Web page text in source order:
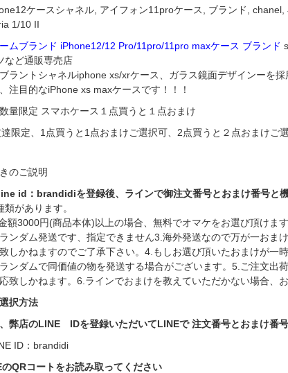
ケースシャネル, アイフォン11proケース, ブランド,
1/10 II
ムブランド iPhone12/12 Pro/11pro/11pro maxケース ブランド
など通販専売店
ラントシャネルiphone xs/xrケース、ガラス鏡面デザインーを
注目的なiPhone xs maxケースです！！！
量限定 スマホケース１点買うと１点おまけ
限定、1点買うと1点おまけご選択可、2点買うと２点おまけご選
のご説明
id：brandidiを登録後、ラインで御注文番号とおまけ番号と
類があります。
額3000円(商品本体)以上の場合、無料でオマケをお選び頂けま
ンダム発送です、指定できません3.海外発送なので万が一おま
しかねますのでご了承下さい。4.もしお選び頂いたおまけが一
ンダムで同価値の物を発送する場合がございます。5.ご注文出
致しかねます。6.ラインでおまけを教えていただかない場合、
択方法
弊店のLINE IDを登録いただいてLINEで 注文番号とおまけ番
ID：brandidi
QRコートをお読み取ってください